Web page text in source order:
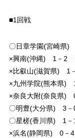
■1回戦
〇日章学園(宮崎県
×興南(沖縄) 1－2
×比叡山(滋賀県) 1
×九州学院(熊本県)
×奈良大附(奈良県)
〇明豊(大分県) 3
〇星槎(香川県) 1
×浜名(静岡県) 0－